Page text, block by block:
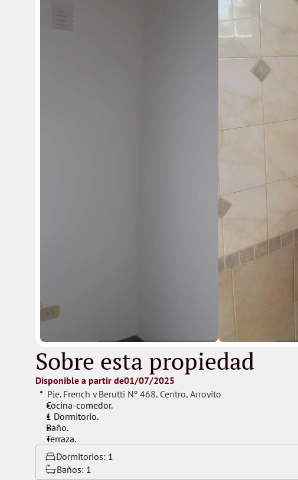
Sobre esta propiedad
Disponible a partir de01/07/2025
Pje. French y Berutti Nº 468, Centro, Arroyito
Cocina-comedor.
1 Dormitorio.
Baño.
Terraza.
Dormitorios: 1
Baños: 1